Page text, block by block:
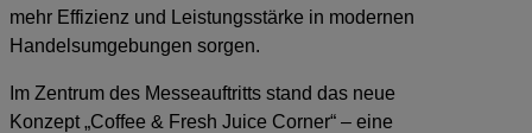
mehr Effizienz und Leistungsstärke in modernen
Handelsumgebungen sorgen.
Im Zentrum des Messeauftritts stand das neue
Konzept „Coffee & Fresh Juice Corner“ – eine